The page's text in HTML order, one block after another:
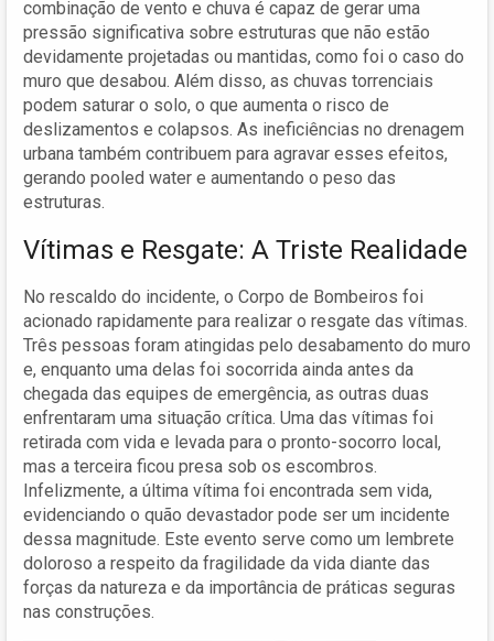
combinação de vento e chuva é capaz de gerar uma
pressão significativa sobre estruturas que não estão
devidamente projetadas ou mantidas, como foi o caso do
muro que desabou. Além disso, as chuvas torrenciais
podem saturar o solo, o que aumenta o risco de
deslizamentos e colapsos. As ineficiências no drenagem
urbana também contribuem para agravar esses efeitos,
gerando pooled water e aumentando o peso das
estruturas.
Vítimas e Resgate: A Triste Realidade
No rescaldo do incidente, o Corpo de Bombeiros foi
acionado rapidamente para realizar o resgate das vítimas.
Três pessoas foram atingidas pelo desabamento do muro
e, enquanto uma delas foi socorrida ainda antes da
chegada das equipes de emergência, as outras duas
enfrentaram uma situação crítica. Uma das vítimas foi
retirada com vida e levada para o pronto-socorro local,
mas a terceira ficou presa sob os escombros.
Infelizmente, a última vítima foi encontrada sem vida,
evidenciando o quão devastador pode ser um incidente
dessa magnitude. Este evento serve como um lembrete
doloroso a respeito da fragilidade da vida diante das
forças da natureza e da importância de práticas seguras
nas construções.